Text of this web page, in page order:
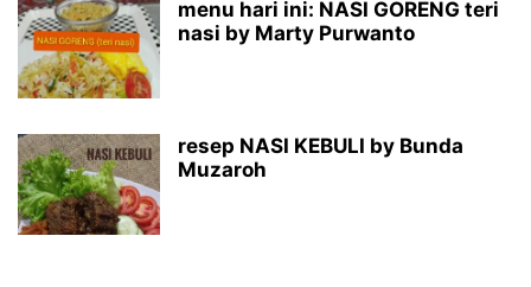
menu hari ini: NASI GORENG teri
nasi by Marty Purwanto
resep NASI KEBULI by Bunda
Muzaroh